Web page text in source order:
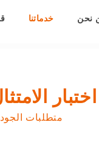
نحن خدماتنا
اختبار
متطلبات